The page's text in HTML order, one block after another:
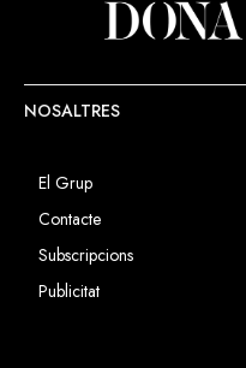
NOSALTRES
El Grup
Contacte
Subscripcions
Publicitat